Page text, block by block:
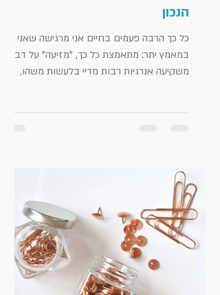
הנכון
כל כך הרבה פעמים בחיים אני מרגישה שאני
במאמץ יתר: מתאמצת כל כך, "מזיעה" על
משקיעה אנרגיות רבות מדיי בלעשות משהו,